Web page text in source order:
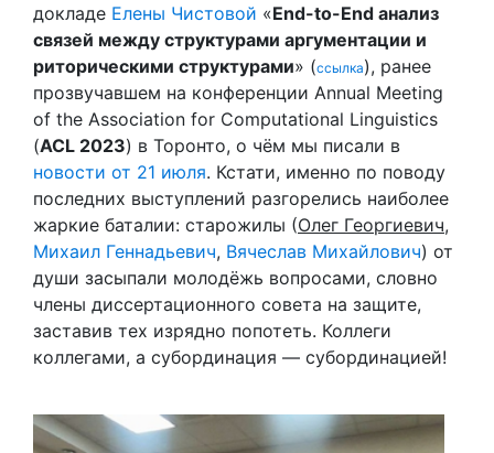
докладе Елены Чистовой «End-to-End анализ
связей между структурами аргументации и
риторическими структурами» (ссылка), ранее
прозвучавшем на конференции Annual Meeting
of the Association for Computational Linguistics
(ACL 2023) в Торонто, о чём мы писали в
новости от 21 июля. Кстати, именно по поводу
последних выступлений разгорелись наиболее
жаркие баталии: старожилы (Олег Георгиевич,
Михаил Геннадьевич, Вячеслав Михайлович) от
души засыпали молодёжь вопросами, словно
члены диссертационного совета на защите,
заставив тех изрядно попотеть. Коллеги
коллегами, а субординация — субординацией!